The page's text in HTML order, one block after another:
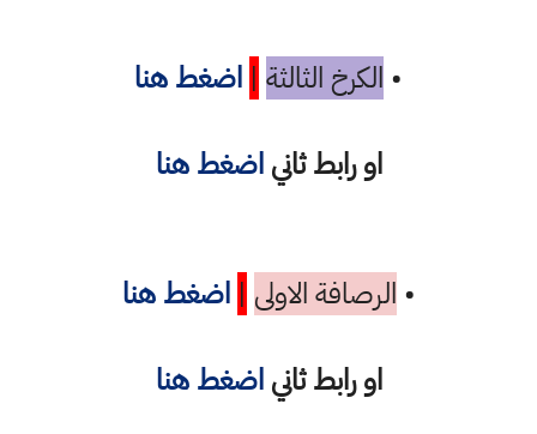
• الكرخ الثالثة | اضغط هنا
او رابط ثاني اضغط هنا
• الرصافة الاولى | اضغط هنا
او رابط ثاني اضغط هنا